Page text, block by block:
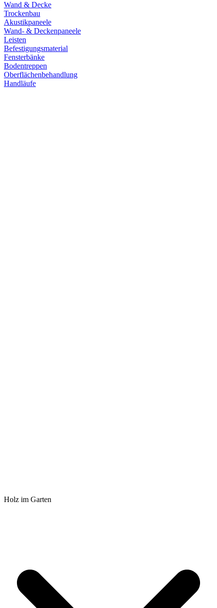
Wand & Decke
Trockenbau
Akustikpaneele
Wand- & Deckenpaneele
Leisten
Befestigungsmaterial
Fensterbänke
Bodentreppen
Oberflächenbehandlung
Handläufe
Holz im Garten